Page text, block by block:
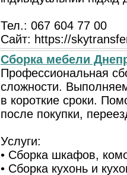
Тел.: 067 604 77 00
Сайт: https://
Сбopка мебели
Пpoфессиональная
сложности.
в короткие сроки.
после покупки,
Услуги:
• Сборка шкафов,
• Сборка кухонь и